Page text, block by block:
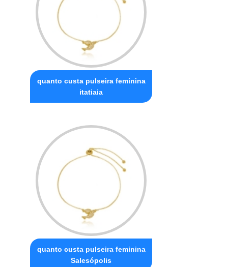
quanto custa pulseira feminina
itatiaia
quanto custa pulseira feminina
Salesópolis